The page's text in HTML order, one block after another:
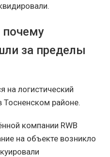
почему
за пределы
на логистический
Тосненском районе.
компании RWB
на объекте возникло